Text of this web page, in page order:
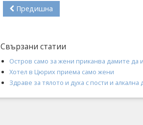
Предишна
Свързани статии
Остров само за жени приканва дамите да
Хотел в Цюрих приема само жени
Здраве за тялото и духа с пости и алкална